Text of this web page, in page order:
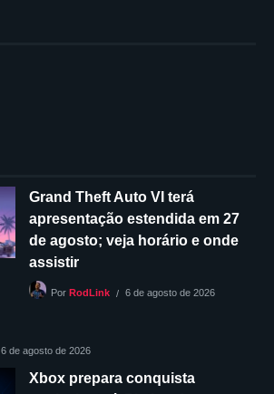
Grand Theft Auto VI terá
apresentação estendida em 27
de agosto; veja horário e onde
assistir
Por RodLink 6 de agosto de 2026
6 de agosto de 2026
Xbox prepara conquista